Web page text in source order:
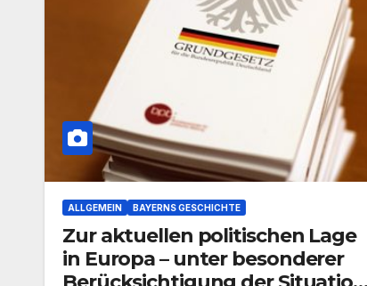
ALLGEMEIN BAYERNS GESCHICHTE
Zur aktuellen politischen Lage
in Europa – unter besonderer